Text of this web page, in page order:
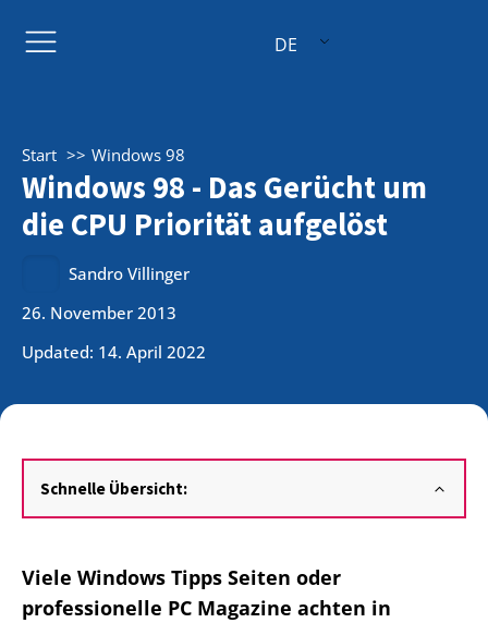
DE
Start Windows 98
Windows 98 - Das Gerücht um
die CPU Priorität aufgelöst
Sandro Villinger
26. November 2013
Updated: 14. April 2022
Schnelle Übersicht:
Viele Windows Tipps Seiten oder
professionelle PC Magazine achten in